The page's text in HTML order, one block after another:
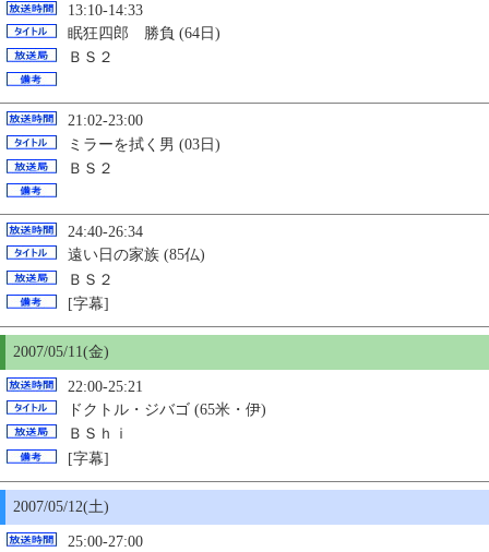
13:10-14:33
眠狂四郎 勝負 (64日)
ＢＳ２
21:02-23:00
ミラーを拭く男 (03日)
ＢＳ２
24:40-26:34
遠い日の家族 (85仏)
ＢＳ２
[字幕]
2007/05/11(金)
22:00-25:21
ドクトル・ジバゴ (65米・伊)
ＢＳｈｉ
[字幕]
2007/05/12(土)
25:00-27:00